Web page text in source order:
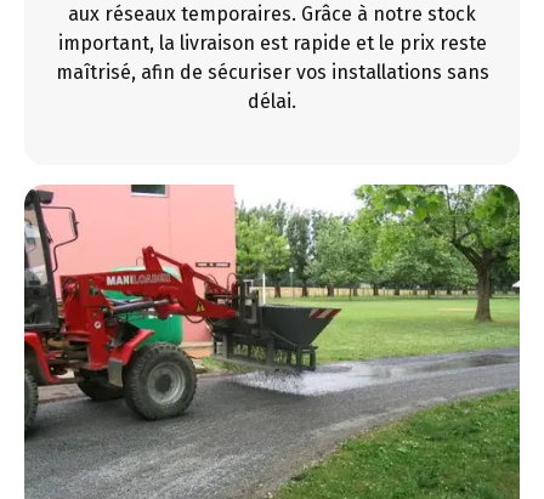
aux réseaux temporaires. Grâce à notre stock
important, la livraison est rapide et le prix reste
maîtrisé, afin de sécuriser vos installations sans
délai.